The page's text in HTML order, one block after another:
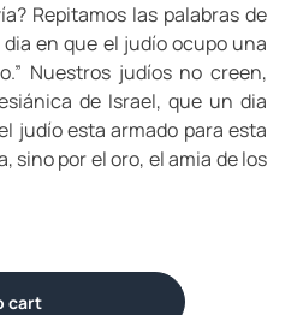
Repitamos las palabras de
en que el judío ocupo una
Nuestros judíos no creen,
de Israel, que un dia
judío esta armado para esta
sino por el oro, el amia de los
cart